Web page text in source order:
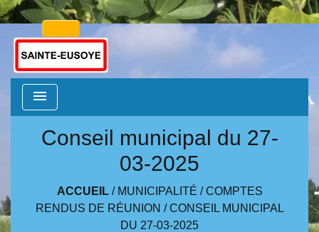
menu
Conseil municipal du 27-
03-2025
ACCUEIL/ MUNICIPALITÉ /COMPTES
RENDUS DE RÉUNION /CONSEIL MUNICIPAL
DU 27-03-2025